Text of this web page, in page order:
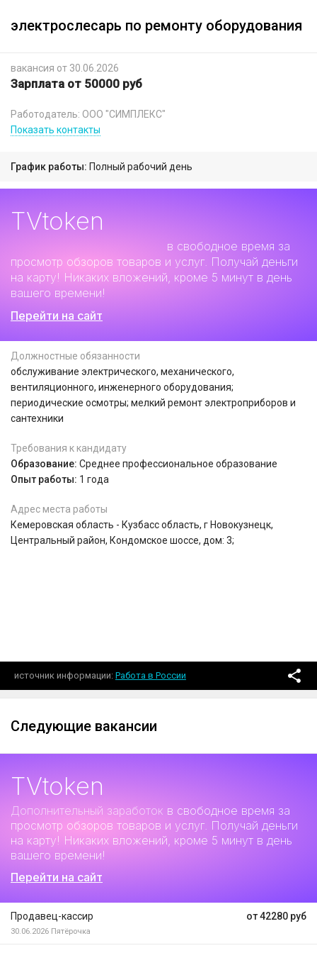
электрослесарь по ремонту оборудования
вакансия от 30.06.2026
Зарплата от 50000 руб
Работодатель: ООО "СИМПЛЕКС"
Показать контакты
График работы: Полный рабочий день
TVtoken
в свободное время за
просмотр обзоров товаров и услуг. Получай деньги
на карту! Никаких вложений, кроме 5 минут в день
вашего времени!
Перейти на сайт
Должностные обязанности
обслуживание электрического, механического,
вентиляционного, инженерного оборудования;
периодические осмотры; мелкий ремонт электроприборов и
сантехники
Требования к кандидату
Образование: Среднее профессиональное образование
Опыт работы: 1 года
Адрес места работы
Кемеровская область - Кузбасс область, г Новокузнецк,
Центральный район, Кондомское шоссе, дом: 3;
источник информации Работа в России
Следующие вакансии
TVtoken
Дополнительный заработок в свободное время за
просмотр обзоров товаров и услуг. Получай деньги
на карту! Никаких вложений, кроме 5 минут в день
вашего времени!
Перейти на сайт
от 42280 руб
Продавец-кассир
30.06.2026 Пятёрочка